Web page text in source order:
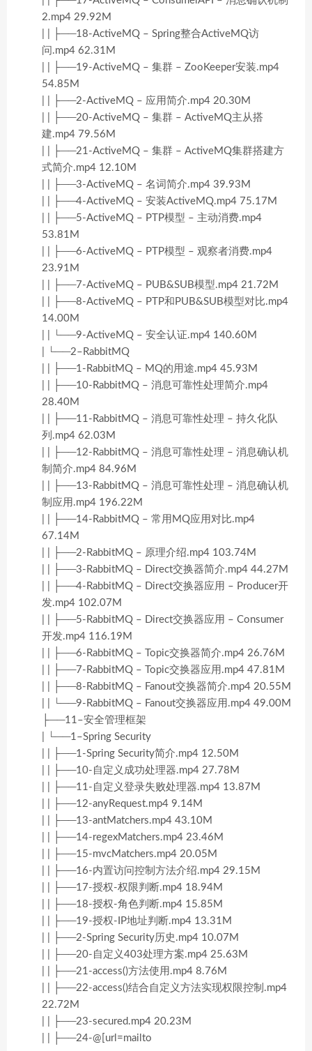
2.mp4 29.92M
| | ├──18-ActiveMQ – Spring整合ActiveMQ访
问.mp4 62.31M
| | ├──19-ActiveMQ – 集群 – ZooKeeper安装.mp4
54.85M
| | ├──2-ActiveMQ – 应用简介.mp4 20.30M
| | ├──20-ActiveMQ – 集群 – ActiveMQ主从搭
建.mp4 79.56M
| | ├──21-ActiveMQ – 集群 – ActiveMQ集群搭建方
式简介.mp4 12.10M
| | ├──3-ActiveMQ – 名词简介.mp4 39.93M
| | ├──4-ActiveMQ – 安装ActiveMQ.mp4 75.17M
| | ├──5-ActiveMQ – PTP模型 – 主动消费.mp4
53.81M
| | ├──6-ActiveMQ – PTP模型 – 观察者消费.mp4
23.91M
| | ├──7-ActiveMQ – PUB&SUB模型.mp4 21.72M
| | ├──8-ActiveMQ – PTP和PUB&SUB模型对比.mp4
14.00M
| | └──9-ActiveMQ – 安全认证.mp4 140.60M
| └──2–RabbitMQ
| | ├──1-RabbitMQ – MQ的用途.mp4 45.93M
| | ├──10-RabbitMQ – 消息可靠性处理简介.mp4
28.40M
| | ├──11-RabbitMQ – 消息可靠性处理 – 持久化队
列.mp4 62.03M
| | ├──12-RabbitMQ – 消息可靠性处理 – 消息确认机
制简介.mp4 84.96M
| | ├──13-RabbitMQ – 消息可靠性处理 – 消息确认机
制应用.mp4 196.22M
| | ├──14-RabbitMQ – 常用MQ应用对比.mp4
67.14M
| | ├──2-RabbitMQ – 原理介绍.mp4 103.74M
| | ├──3-RabbitMQ – Direct交换器简介.mp4 44.27M
| | ├──4-RabbitMQ – Direct交换器应用 – Producer开
发.mp4 102.07M
| | ├──5-RabbitMQ – Direct交换器应用 – Consumer
开发.mp4 116.19M
| | ├──6-RabbitMQ – Topic交换器简介.mp4 26.76M
| | ├──7-RabbitMQ – Topic交换器应用.mp4 47.81M
| | ├──8-RabbitMQ – Fanout交换器简介.mp4 20.55M
| | └──9-RabbitMQ – Fanout交换器应用.mp4 49.00M
├──11–安全管理框架
| └──1–Spring Security
| | ├──1-Spring Security简介.mp4 12.50M
| | ├──10-自定义成功处理器.mp4 27.78M
| | ├──11-自定义登录失败处理器.mp4 13.87M
| | ├──12-anyRequest.mp4 9.14M
| | ├──13-antMatchers.mp4 43.10M
| | ├──14-regexMatchers.mp4 23.46M
| | ├──15-mvcMatchers.mp4 20.05M
| | ├──16-内置访问控制方法介绍.mp4 29.15M
| | ├──17-授权-权限判断.mp4 18.94M
| | ├──18-授权-角色判断.mp4 15.85M
| | ├──19-授权-IP地址判断.mp4 13.31M
| | ├──2-Spring Security历史.mp4 10.07M
| | ├──20-自定义403处理方案.mp4 25.63M
| | ├──21-access()方法使用.mp4 8.76M
| | ├──22-access()结合自定义方法实现权限控制.mp4
22.72M
| | ├──23-secured.mp4 20.23M
| | ├──24-@[url=mailto